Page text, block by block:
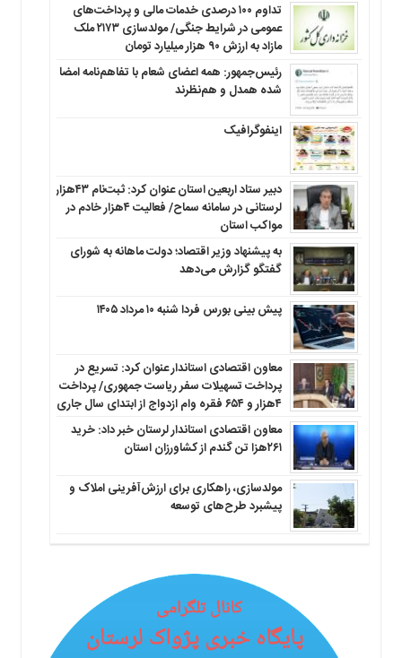
تداوم ۱۰۰ درصدی خدمات مالی و پرداخت‌های
عمومی در شرایط جنگی/ مولدسازی ۲۱۷۳ ملک
مازاد به ارزش ۹۰ هزار میلیارد تومان
رئیس‌جمهور: همه اعضای شعام با تفاهم‌نامه امضا
شده همدل و هم‌نظرند
اینفوگرافیک
دبیر ستاد اربعین استان عنوان کرد: ثبت‌نام ۴۳هزار
لرستانی در سامانه سماح/ فعالیت ۴هزار خادم در
مواکب استان
به پیشنهاد وزیر اقتصاد؛ دولت ماهانه به شورای
گفتگو گزارش می‌دهد
پیش بینی بورس فردا شنبه ۱۰ مرداد ۱۴۰۵
معاون اقتصادی استاندار عنوان کرد: تسریع در
پرداخت تسهیلات سفر ریاست جمهوری/ پرداخت
۴هزار و ۶۵۴ فقره وام ازدواج از ابتدای سال جاری
معاون اقتصادی استاندار لرستان خبر داد: خرید
۲۶۱هزا تن گندم از کشاورزان استان
مولدسازی، راهکاری برای ارزش‌آفرینی املاک و
پیشبرد طرح‌های توسعه